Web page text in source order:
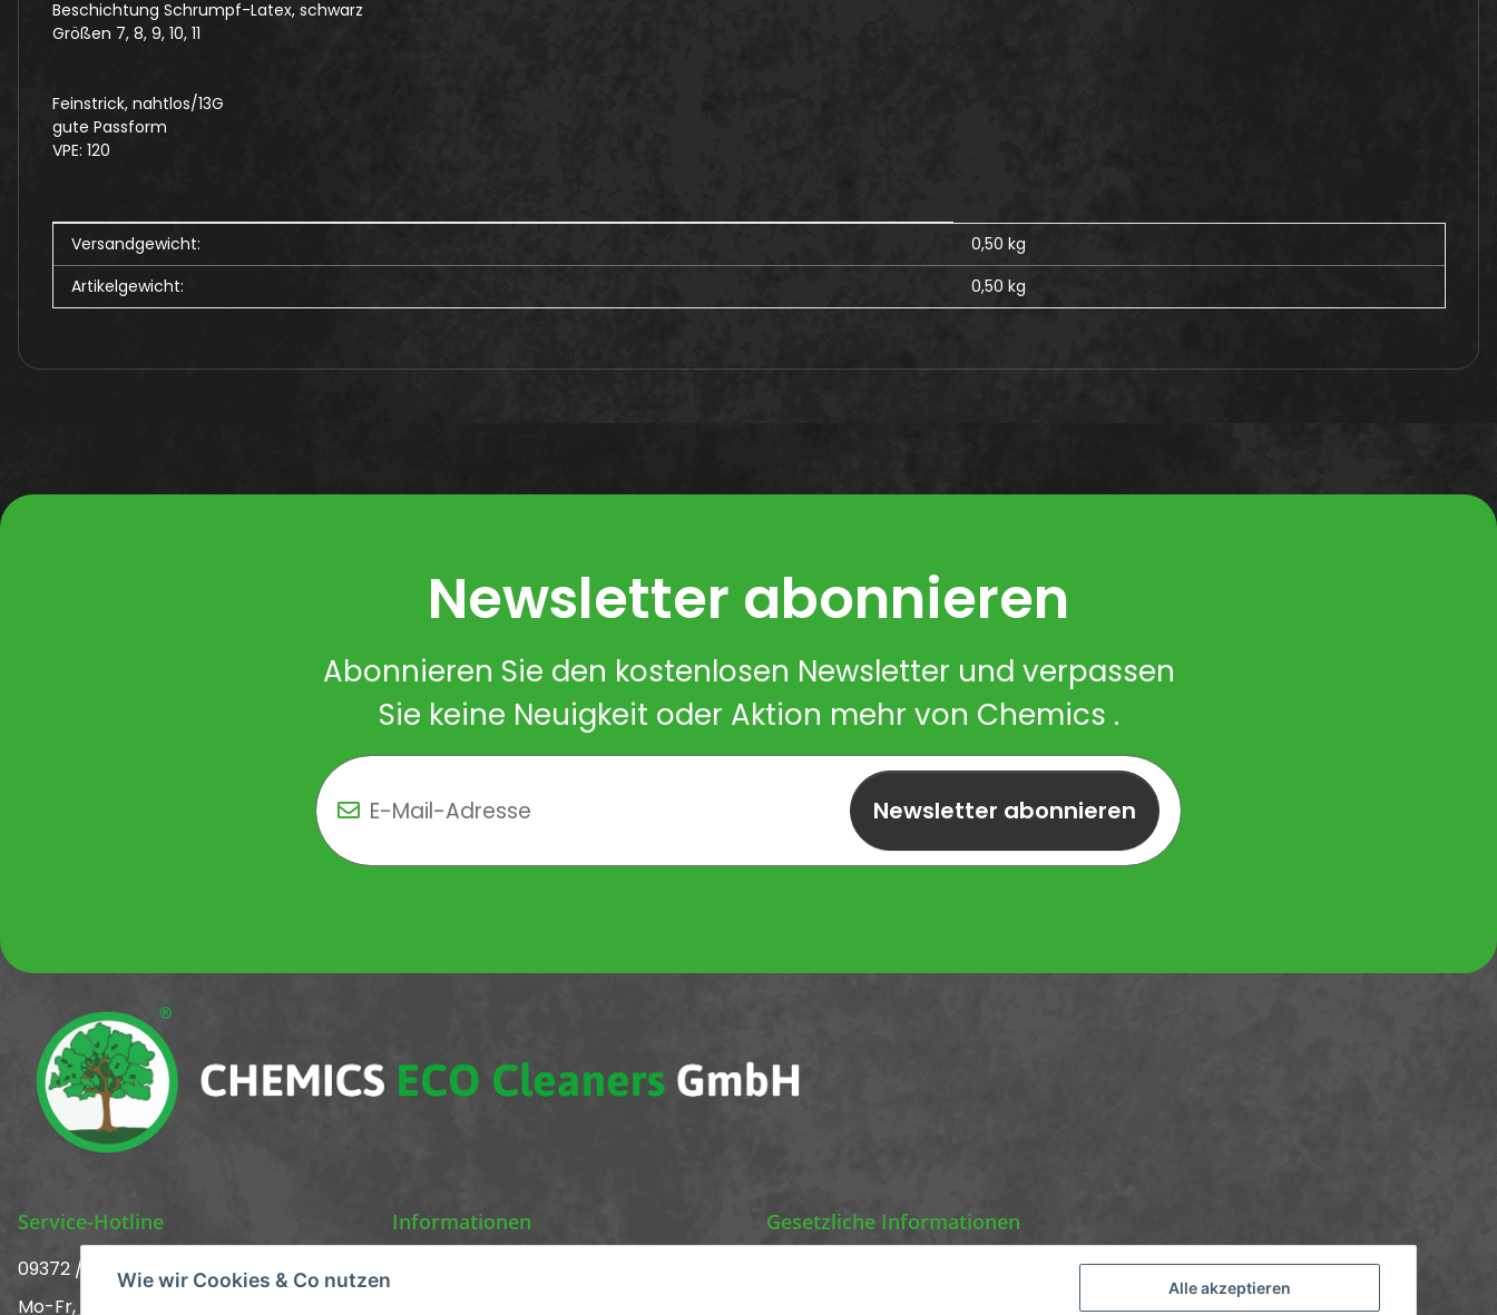
Alle akzeptieren
Wie wir Cookies & Co nutzen
Beschichtung Schrumpf-Latex, schwarz
Größen 7, 8, 9, 10, 11
Feinstrick, nahtlos/13G
gute Passform
VPE: 120
Produkteigenschaft
Wert
Versandgewicht:
0,50 kg
Artikelgewicht:
0,50 kg
Newsletter abonnieren
Abonnieren Sie den kostenlosen Newsletter und verpassen
Sie keine Neuigkeit oder Aktion mehr von Chemics .
Newsletter abonnieren
Service-Hotline
09372 / 70 80 90
Mo-Fr, 09:00-12:00 | 13:00-17:00 Uhr
Informationen Gesetzliche Informationen